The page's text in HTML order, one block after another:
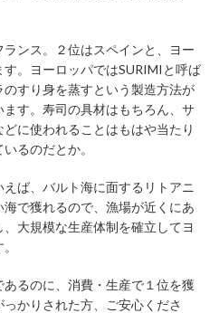
ンス。２位はスペインと、ヨー
。ヨーロッパではSURIMIと呼ば
すり身を蒸すという製造方法が
す。寿司の具材はもちろん、サ
に使われることはもはや当たり
るのだとか。
ば、バルト海に面するリトアニ
で獲れるので、漁場が近くにあ
大規模な生産体制を確立してヨ
るのに、消費・生産で１位を獲
かりされた方、ご安心くださ